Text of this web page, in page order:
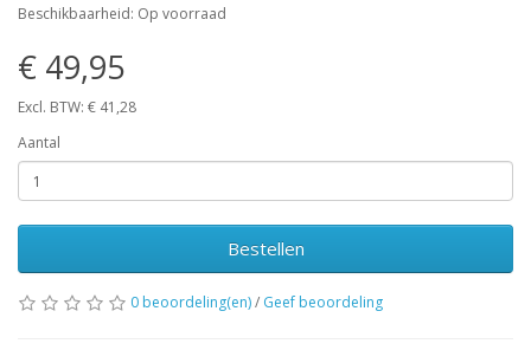
Beschikbaarheid: Op voorraad
€ 49,95
Excl. BTW: € 41,28
Aantal
Bestellen
0 beoordeling(en)/ Geef beoordeling